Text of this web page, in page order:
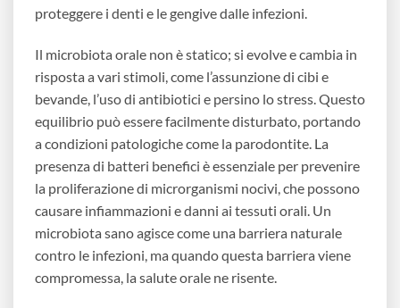
proteggere i denti e le gengive dalle infezioni.
Il microbiota orale non è statico; si evolve e cambia in
risposta a vari stimoli, come l’assunzione di cibi e
bevande, l’uso di antibiotici e persino lo stress. Questo
equilibrio può essere facilmente disturbato, portando
a condizioni patologiche come la parodontite. La
presenza di batteri benefici è essenziale per prevenire
la proliferazione di microrganismi nocivi, che possono
causare infiammazioni e danni ai tessuti orali. Un
microbiota sano agisce come una barriera naturale
contro le infezioni, ma quando questa barriera viene
compromessa, la salute orale ne risente.